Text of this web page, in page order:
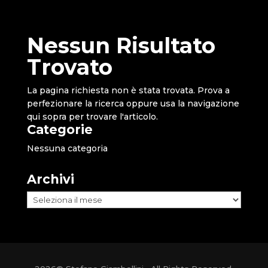
Nessun Risultato
Trovato
La pagina richiesta non è stata trovata. Prova a
perfezionare la ricerca oppure usa la navigazione
qui sopra per trovare l'articolo.
Categorie
Nessuna categoria
Archivi
Archivi